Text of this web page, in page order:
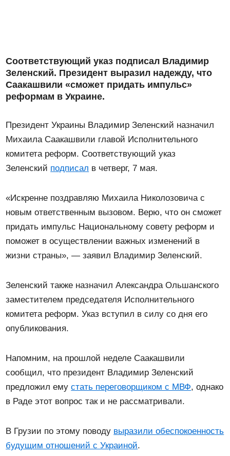
Соответствующий указ подписал Владимир
Зеленский. Президент выразил надежду, что
Саакашвили «сможет придать импульс»
реформам в Украине.
Президент Украины Владимир Зеленский назначил
Михаила Саакашвили главой Исполнительного
комитета реформ. Соответствующий указ
Зеленский подписал в четверг, 7 мая.
«Искренне поздравляю Михаила Николозовича с
новым ответственным вызовом. Верю, что он сможет
придать импульс Национальному совету реформ и
поможет в осуществлении важных изменений в
жизни страны», — заявил Владимир Зеленский.
Зеленский также назначил Александра Ольшанского
заместителем председателя Исполнительного
комитета реформ. Указ вступил в силу со дня его
опубликования.
Напомним, на прошлой неделе Саакашвили
сообщил, что президент Владимир Зеленский
предложил емустать переговорщиком с МВФ, однако
в Раде этот вопрос так и не рассматривали.
В Грузии по этому поводу выразили обеспокоенность
будущим отношений с Украиной.